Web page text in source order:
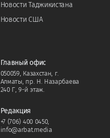
Новости Таджикистана
Новости США
Главный офис
050059, Казахстан, г.
Алматы, пр. Н. Назарбаева
240 Г, 9-й этаж.
Редакция
+7 (706) 400 0450,
info@arbat.media